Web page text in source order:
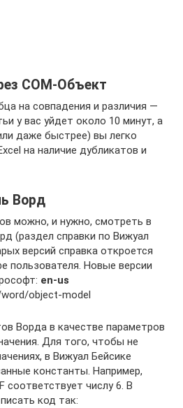
СОМ-Объект
на совпадения и различия —
у вас уйдет около 10 минут, а
даже быстрее) вы легко
на наличие дубликатов и
Ворд
можно, и нужно, смотреть в
(раздел справки по Вижуал
версий справка откроется
пользователя. Новые версии
en-us
object-model
Ворда в качестве параметров
Для того, чтобы не
в Вижуал Бейсике
константы. Например,
соответствует числу 6. В
код так: